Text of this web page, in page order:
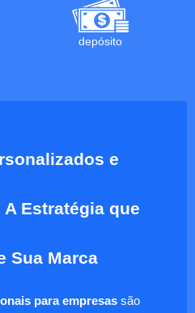
depósito
e
Estratégia que
Sua Marca
para empresas são